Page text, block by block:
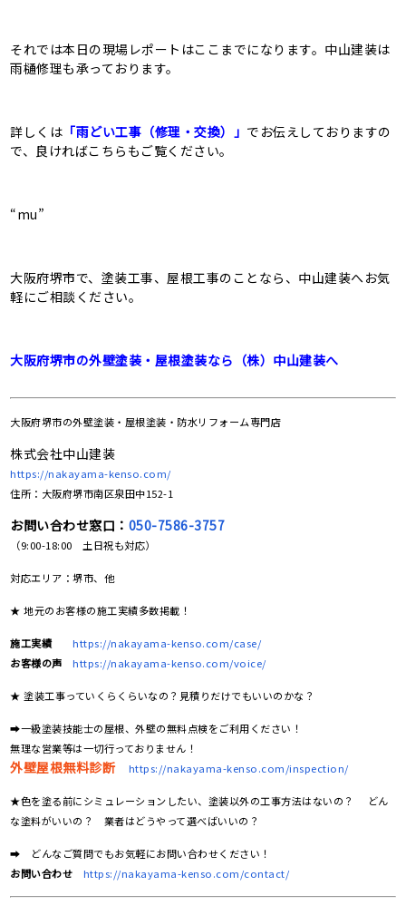
それでは本日の現場レポートはここまでになります。中山建装は
雨樋修理も承っております。
詳しくは 「雨どい工事（修理・交換）」 でお伝えしておりますの
で、良ければこちらもご覧ください。
“mu”
大阪府堺市で、塗装工事、屋根工事のことなら、中山建装へお気
軽にご相談ください。
大阪府堺市の外壁塗装・屋根塗装なら（株）中山建装へ
大阪府堺市の外壁塗装・屋根塗装・防水リフォーム専門店
株式会社中山建装
https://nakayama-kenso.com/
住所：大阪府堺市南区泉田中152-1
お問い合わせ窓口： 050-7586-3757
（9:00-18:00 土日祝も対応）
対応エリア：堺市、他
★ 地元のお客様の施工実績多数掲載！
施工実績
https://nakayama-kenso.com/case/
お客様の声
https://nakayama-kenso.com/voice/
★ 塗装工事っていくらくらいなの？見積りだけでもいいのかな？
➡一級塗装技能士の屋根、外壁の無料点検をご利用ください！
無理な営業等は一切行っておりません！
外壁屋根無料診断 https://nakayama-kenso.com/inspection/
★色を塗る前にシミュレーションしたい、塗装以外の工事方法はないの？ どん
な塗料がいいの？ 業者はどうやって選べばいいの？
➡ どんなご質問でもお気軽にお問い合わせください！
お問い合わせ
https://nakayama-kenso.com/contact/